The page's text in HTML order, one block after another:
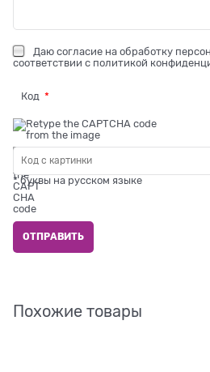
Даю согласие на обработку
соответствии с политикой
Код
* буквы на русском языке
Похожие товары